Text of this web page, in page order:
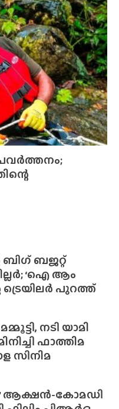
ബിഗ് ബജറ്റ്
‘ഐ ആം
ട്രെയിലർ പുറത്ത്
നടി യാമി
ഫാത്തിമ
സിനിമ
ആക്ഷൻ-കോമഡി